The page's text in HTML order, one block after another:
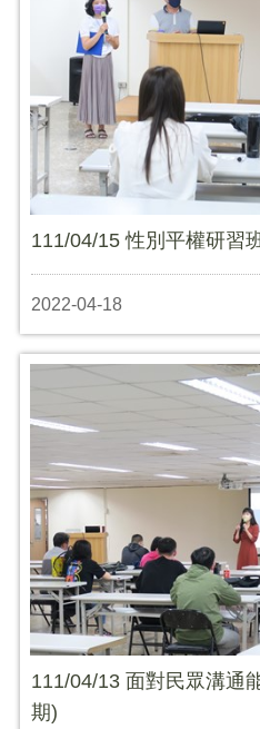
111/04/15 性別平權研習
2022-04-18
111/04/13 面對民眾溝通
期)